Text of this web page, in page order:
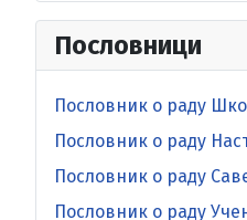
Пословници
Пословник о раду
Пословник о раду
Пословник о раду
Пословник о раду